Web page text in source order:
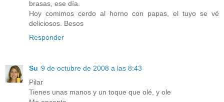
brasas, ese día.
Hoy comimos cerdo al horno con papas, el tuyo se vé
deliciosos. Besos
Responder
Su 9 de octubre de 2008 a las 8:43
Pilar
Tienes unas manos y un toque que olé, y ole